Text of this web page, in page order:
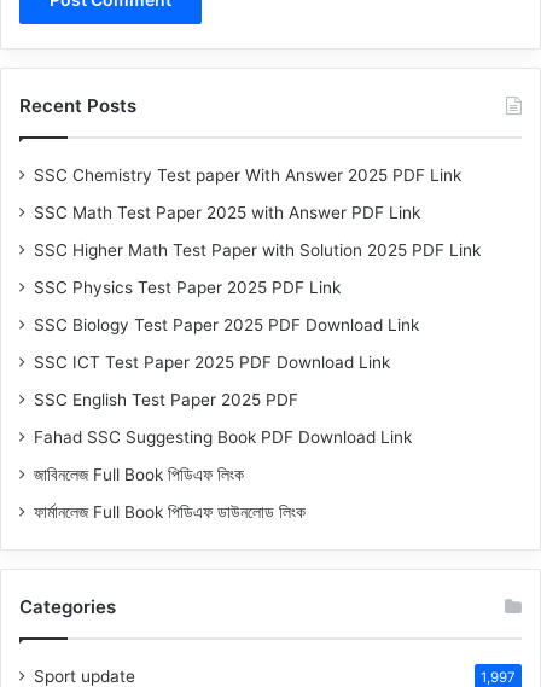
Recent Posts
SSC Chemistry Test paper With Answer 2025 PDF Link
SSC Math Test Paper 2025 with Answer PDF Link
SSC Higher Math Test Paper with Solution 2025 PDF Link
SSC Physics Test Paper 2025 PDF Link
SSC Biology Test Paper 2025 PDF Download Link
SSC ICT Test Paper 2025 PDF Download Link
SSC English Test Paper 2025 PDF
Fahad SSC Suggesting Book PDF Download Link
জাবিনলেজ Full Book পিডিএফ লিংক
ফার্মানলেজ Full Book পিডিএফ ডাউনলোড লিংক
Categories
Sport update 1,997